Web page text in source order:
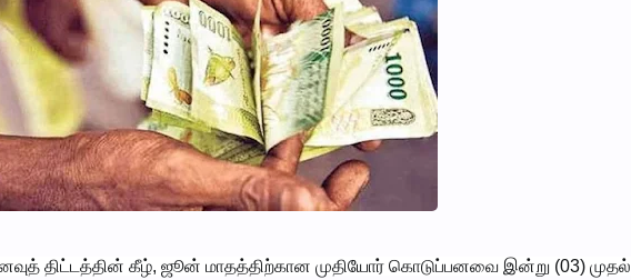
திட்டத்தின் கீழ், ஜூன் மாதத்திற்கான முதியோர் கொடுப்பனவை இன்று (03) முதல்